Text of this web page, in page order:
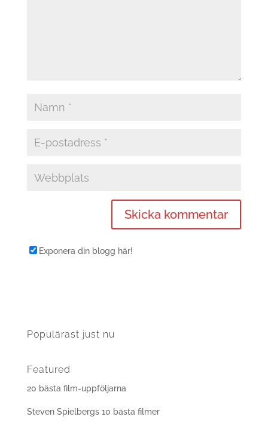
Exponera din blogg här!
Populärast just nu
Featured
20 bästa film-uppföljarna
Steven Spielbergs 10 bästa filmer